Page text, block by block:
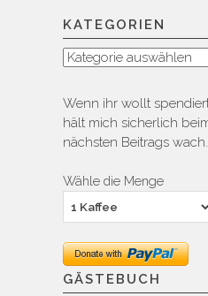
KATEGORIEN
Kategorien
Wenn ihr wollt
hält mich sicherlich
nächsten Beitrags wach.
Wähle die Menge
GÄSTEBUCH